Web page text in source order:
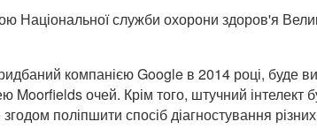
Національної служби охорони здоров'я
компанією Google в 2014 році, буде
Moorfields очей. Крім того, штучний
поліпшити спосіб діагностування